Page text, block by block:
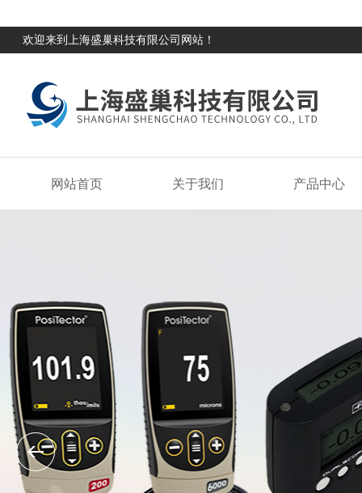
欢迎来到上海盛巢科技有限公司网站！
网站首页 关于我们 产品中心